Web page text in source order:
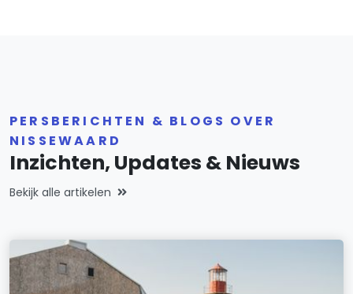
PERSBERICHTEN & BLOGS OVER
NISSEWAARD
Inzichten, Updates & Nieuws
Bekijk alle artikelen